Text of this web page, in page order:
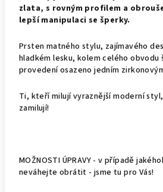
zlata, s rovným profilem a
lepší manipulaci se šperky.
Prsten matného stylu, zajímavého
hladkém lesku, kolem celého obvodu
provedení osazeno jedním
Ti, kteří milují vyraznější moderní
zamilují!
MOŽNOSTI ÚPRAVY - v případě
neváhejte obrátit - jsme tu pro Vás!